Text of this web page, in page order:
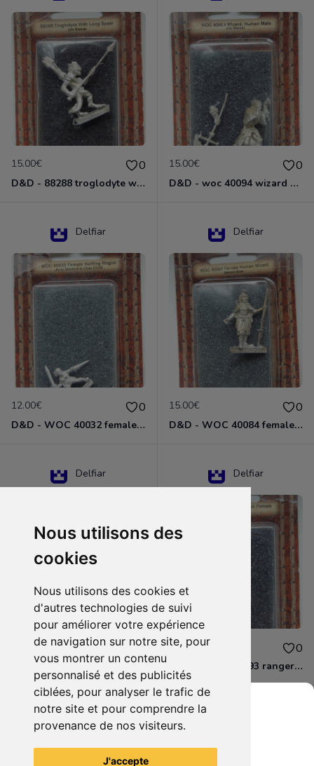
Nous utilisons des
cookies
Nous utilisons des cookies et
d'autres technologies de suivi
pour améliorer votre expérience
de navigation sur notre site, pour
vous montrer un contenu
personnalisé et des publicités
ciblées, pour analyser le trafic de
notre site et pour comprendre la
provenance de nos visiteurs.
J'accepte
15.00€ 0
D&D - 88288 troglodyte with long Miniature - Donjons Dragons
15.00€ 0
D&D - woc 40094 wizard human male Miniature - Donjons Dragons
Delfiar
12.00€ 0
D&D - WOC 40032 female halfling rogue Miniature - Donjons Dragons
Delfiar
15.00€ 0
D&D - WOC 40084 female human wizard Miniature - Donjons Dragons
Delfiar
15.00€ 0
D&D - 88286 paladin human male Miniature - Donjons Dragons
Delfiar
12.00€ 0
D&D - WOC 40093 ranger human female Miniature - Donjons Dragons
Voir tous les articles du vendeur
Grenier du Geek